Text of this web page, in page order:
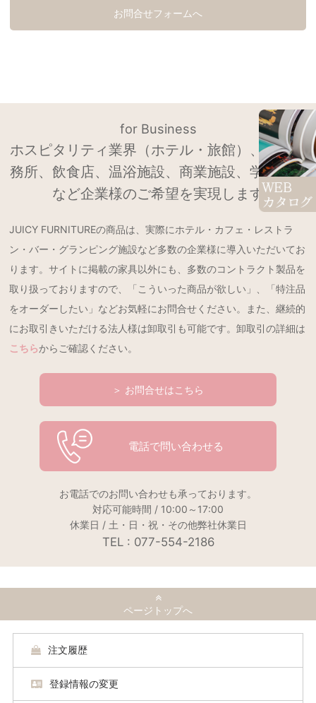
お問合せフォームへ
for Business
ホスピタリティ業界（ホテル・旅館）、設計事
務所、飲食店、温浴施設、商業施設、学校法人
など企業様のご希望を実現します
JUICY FURNITUREの商品は、実際にホテル・カフェ・レストラ
ン・バー・グランピング施設など多数の企業様に導入いただいてお
ります。サイトに掲載の家具以外にも、多数のコントラクト製品を
取り扱っておりますので、「こういった商品が欲しい」、「特注品
をオーダーしたい」などお気軽にお問合せください。また、継続的
にお取引きいただける法人様は卸取引も可能です。卸取引の詳細は
こちらからご確認ください。
＞ お問合せはこちら
電話で問い合わせる
お電話でのお問い合わせも承っております。
対応可能時間 / 10:00～17:00
休業日 / 土・日・祝・その他弊社休業日
TEL : 077-554-2186
ページトップへ
注文履歴
登録情報の変更